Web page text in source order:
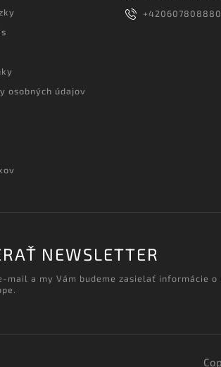
osobných údajov
+420607808880
NEWSLETTER
mail a my Vám budeme zasielať informácie o